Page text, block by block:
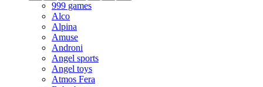
999 games
Alco
Alpina
Amuse
Androni
Angel sports
Angel toys
Atmos Fera